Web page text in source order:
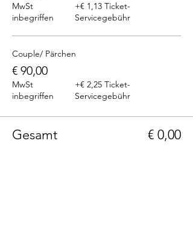
MwSt
inbegriffen
+€ 1,13 Ticket-
Servicegebühr
Couple/ Pärchen
€ 90,00
MwSt
inbegriffen
+€ 2,25 Ticket-
Servicegebühr
Gesamt € 0,00